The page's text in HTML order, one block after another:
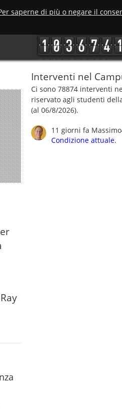
saperne di più o negare il
Interventi nel
Ci sono 78874 interventi
riservato agli studenti
(al 06/8/2026).
11 giorni fa
Condizione attuale.